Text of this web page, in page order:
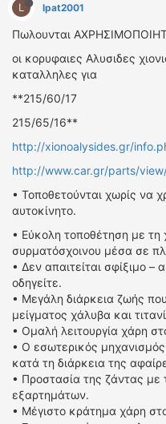
L lpat2001
Πωλουνται
οι κορυφαιες Aλυσιδες
καταλληλες για
**215/60/17
215/65/16**
http://xionoalysides.gr/
http://www.car.gr/parts/
• Τοποθετούνται χωρίς να
αυτοκίνητο.
• Εύκολη τοποθέτηση με
συρματόσχοινου μέσα σε
• Δεν απαιτείται σφίξιμο –
οδηγείτε.
• Μεγάλη διάρκεια ζωής
μείγματος χάλυβα και
• Ομαλή λειτουργία χάρη
• Ο εσωτερικός
κατά τη διάρκεια της
• Προστασία της ζάντας
εξαρτημάτων.
• Μέγιστο κράτημα χάρη
ΜΕΤΑΧΕΙΡΙΣΜΕΝΑ
ΟΔΗΓΟΥΜΕ
ΕΠΙΚΑΙΡΟΤΗΤΑ
ΑΡΧΕΙΟ ΤΕΥΧΩΝ